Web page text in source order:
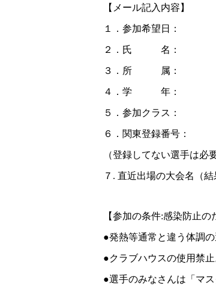
【メール記入内容】
１．参加希望日：
２．氏 名：
３．所 属：
４．学 年：
５．参加クラス：
６．関東登録番号：
（登録してない選手は必
７. 直近出場の大会名（
【参加の条件:感染防止の
●発熱等通常と違う体調
●クラブハウスの使用禁止
●選手のみなさんは「マ